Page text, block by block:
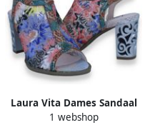
Laura Vita Dames Sandaal
Multi Multicolour
1 webshop